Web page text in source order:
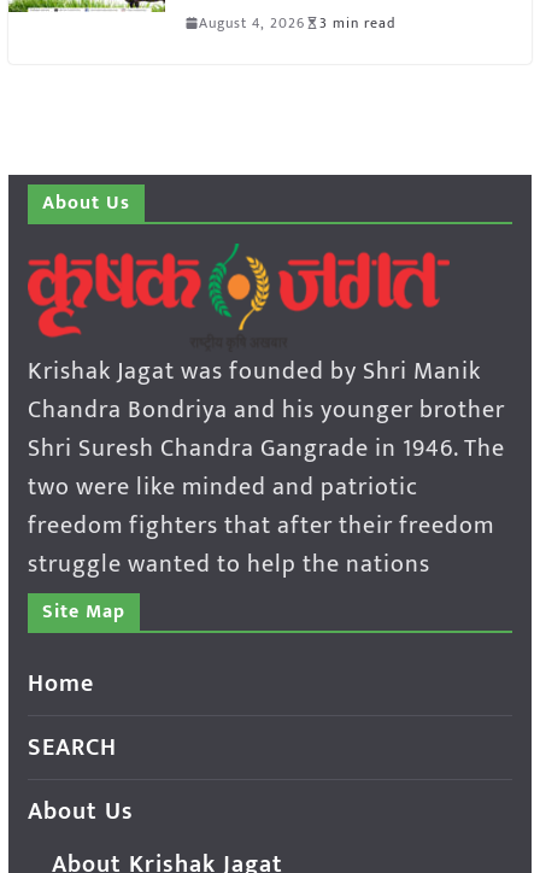
August 4, 2026 3 min read
About Us
Krishak Jagat was founded by Shri Manik
Chandra Bondriya and his younger brother
Shri Suresh Chandra Gangrade in 1946. The
two were like minded and patriotic
freedom fighters that after their freedom
struggle wanted to help the nations
Site Map
Home
SEARCH
About Us
About Krishak Jagat